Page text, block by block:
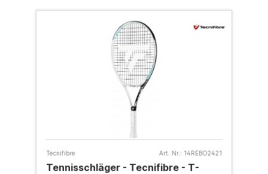
Tecnifibre Art. Nr.: 14REBO2421
Tennisschläger - Tecnifibre - T-